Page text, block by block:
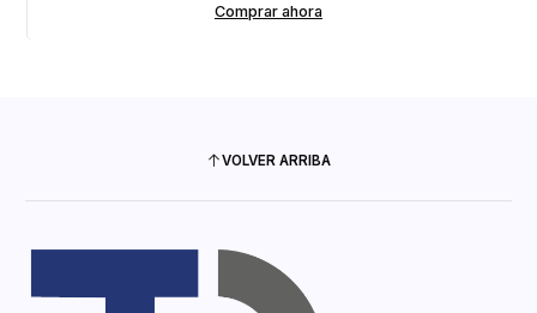
Comprar ahora
VOLVER ARRIBA